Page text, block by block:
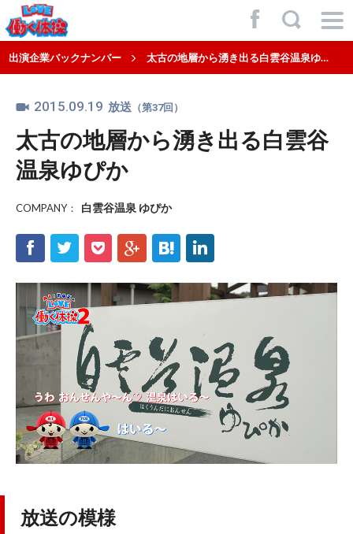
出演企業バックナンバー 太古の地層から湧き出る白雲谷温泉ゆぴか
2015.09.19 放送 （第37回）
太古の地層から湧き出る白雲谷
温泉ゆぴか
COMPANY： 白雲谷温泉 ゆぴか
f t p g h l
放送の模様
,
f